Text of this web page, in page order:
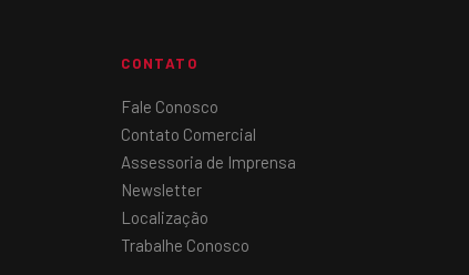
CONTATO
Fale Conosco
Contato Comercial
Assessoria de Imprensa
Newsletter
Localização
Trabalhe Conosco